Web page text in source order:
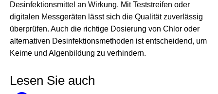
Desinfektionsmittel an Wirkung. Mit Teststreifen oder
digitalen Messgeräten lässt sich die Qualität zuverlässig
überprüfen. Auch die richtige Dosierung von Chlor oder
alternativen Desinfektionsmethoden ist entscheidend, um
Keime und Algenbildung zu verhindern.
Lesen Sie auch